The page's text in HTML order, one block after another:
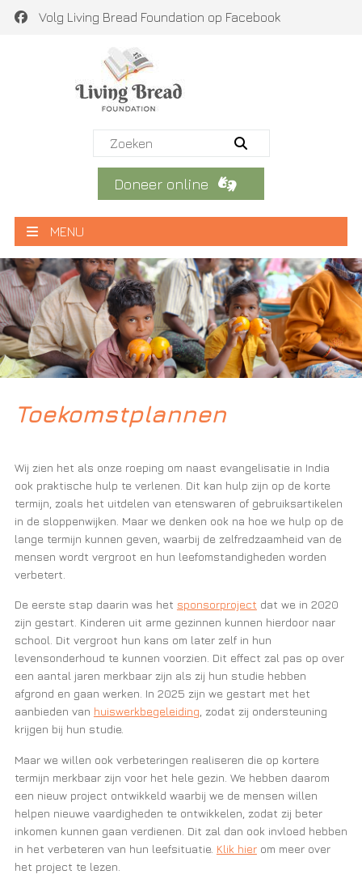
Volg Living Bread Foundation op Facebook
Doneer online
MENU
Toekomstplannen
Wij zien het als onze roeping om naast evangelisatie in India
ook praktische hulp te verlenen. Dit kan hulp zijn op de korte
termijn, zoals het uitdelen van etenswaren of gebruiksartikelen
in de sloppenwijken. Maar we denken ook na hoe we hulp op de
lange termijn kunnen geven, waarbij de zelfredzaamheid van de
mensen wordt vergroot en hun leefomstandigheden worden
verbetert.
De eerste stap daarin was het sponsorproject dat we in 2020
zijn gestart. Kinderen uit arme gezinnen kunnen hierdoor naar
school. Dit vergroot hun kans om later zelf in hun
levensonderhoud te kunnen voorzien. Dit effect zal pas op over
een aantal jaren merkbaar zijn als zij hun studie hebben
afgrond en gaan werken. In 2025 zijn we gestart met het
aanbieden van huiswerkbegeleiding , zodat zij ondersteuning
krijgen bij hun studie.
Maar we willen ook verbeteringen realiseren die op kortere
termijn merkbaar zijn voor het hele gezin. We hebben daarom
een nieuw project ontwikkeld waarbij we de mensen willen
helpen nieuwe vaardigheden te ontwikkelen, zodat zij beter
inkomen kunnen gaan verdienen. Dit zal dan ook invloed hebben
in het verbeteren van hun leefsituatie. Klik hierom meer over
het project te lezen.